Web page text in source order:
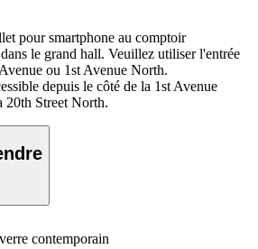
pour smartphone au comptoir
le grand hall. Veuillez utiliser l'entrée
ou 1st Avenue North.
depuis le côté de la 1st Avenue
20th Street North.
contemporain